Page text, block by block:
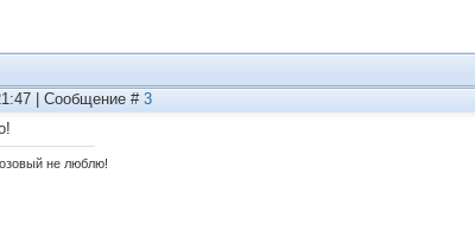
| Сообщение #3
не люблю!